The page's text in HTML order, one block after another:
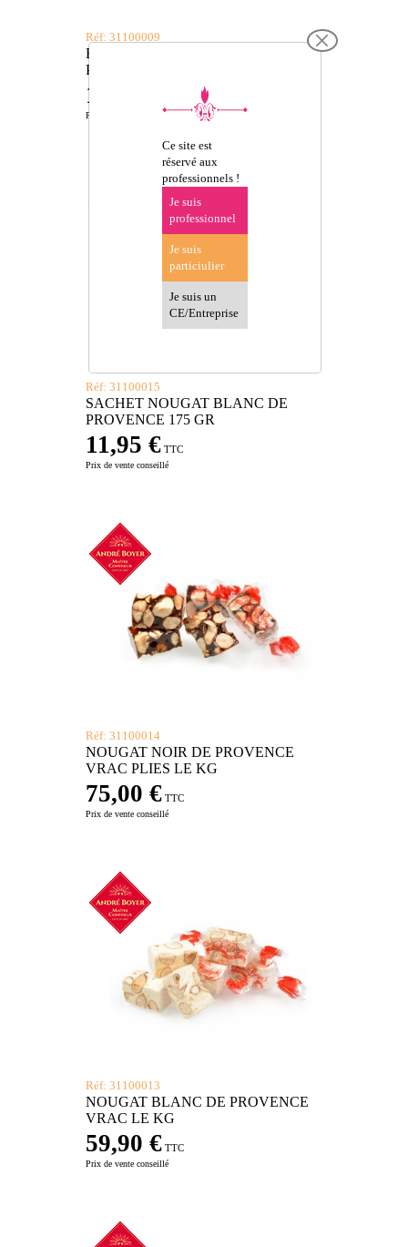
Réf: 31100009
BARRE NOUGAT NOIR DE
PROVENCE 200G
11,99 €
Prix de vente conseillé
Réf: 31100015
SACHET NOUGAT BLANC DE
PROVENCE 175 GR
11,95 € TTC
Prix de vente conseillé
Réf: 31100014
NOUGAT NOIR DE PROVENCE
VRAC PLIES LE KG
75,00 € TTC
Prix de vente conseillé
Réf: 31100013
NOUGAT BLANC DE PROVENCE
VRAC LE KG
59,90 € TTC
Prix de vente conseillé
Ce site est
réservé aux
professionnels !
Je suis
professionnel
Je suis
particiulier
Je suis un
CE/Entreprise